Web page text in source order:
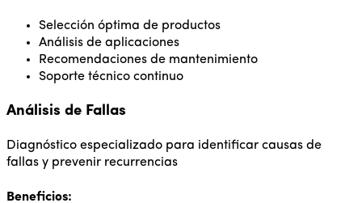
Selección óptima de productos
Análisis de aplicaciones
Recomendaciones de mantenimiento
Soporte técnico continuo
Análisis de Fallas
Diagnóstico especializado para identificar causas de
fallas y prevenir recurrencias
Beneficios: